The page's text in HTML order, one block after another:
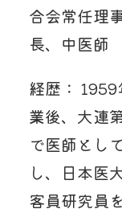
合会常任理
長、中医師
経歴：
業後、大連
で医師とし
し、日本医
客員研究員